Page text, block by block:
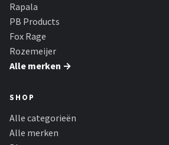
Rapala
PB Products
Fox Rage
Rozemeijer
Alle merken →
SHOP
Alle categorieën
Alle merken